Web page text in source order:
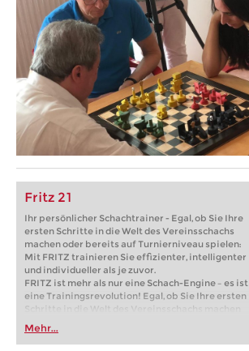
Fritz 21
Ihr persönlicher Schachtrainer - Egal, ob Sie Ihre
ersten Schritte in die Welt des Vereinsschachs
machen oder bereits auf Turnierniveau spielen:
Mit FRITZ trainieren Sie effizienter, intelligenter
und individueller als je zuvor.
FRITZ ist mehr als nur eine Schach-Engine – es ist
eine Trainingsrevolution! Egal, ob Sie Ihre ersten
Schritte in die Welt des Vereinsschachs machen
oder bereits auf Turnierniveau spielen: Mit
FRITZ trainieren Sie effizienter, intelligenter und
individueller als je zuvor.
Mehr...